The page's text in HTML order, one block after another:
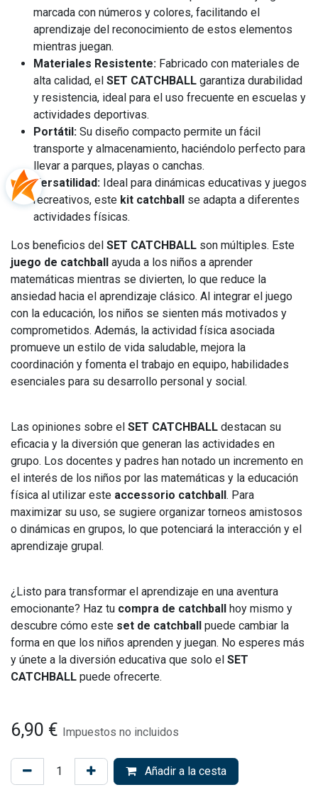
marcada con números y colores, facilitando el
aprendizaje del reconocimiento de estos elementos
mientras juegan.
Materiales Resistente: Fabricado con materiales de
alta calidad, el SET CATCHBALL garantiza durabilidad
y resistencia, ideal para el uso frecuente en escuelas y
actividades deportivas.
Portátil: Su diseño compacto permite un fácil
transporte y almacenamiento, haciéndolo perfecto para
llevar a parques, playas o canchas.
Versatilidad: Ideal para dinámicas educativas y juegos
recreativos, este kit catchball se adapta a diferentes
actividades físicas.
Los beneficios del SET CATCHBALL son múltiples. Este
juego de catchball ayuda a los niños a aprender
matemáticas mientras se divierten, lo que reduce la
ansiedad hacia el aprendizaje clásico. Al integrar el juego
con la educación, los niños se sienten más motivados y
comprometidos. Además, la actividad física asociada
promueve un estilo de vida saludable, mejora la
coordinación y fomenta el trabajo en equipo, habilidades
esenciales para su desarrollo personal y social.
Las opiniones sobre el SET CATCHBALL destacan su
eficacia y la diversión que generan las actividades en
grupo. Los docentes y padres han notado un incremento en
el interés de los niños por las matemáticas y la educación
física al utilizar este accessorio catchball. Para
maximizar su uso, se sugiere organizar torneos amistosos
o dinámicas en grupos, lo que potenciará la interacción y el
aprendizaje grupal.
¿Listo para transformar el aprendizaje en una aventura
emocionante? Haz tu compra de catchball hoy mismo y
descubre cómo este set de catchball puede cambiar la
forma en que los niños aprenden y juegan. No esperes más
y únete a la diversión educativa que solo el SET
CATCHBALL puede ofrecerte.
6,90 € Impuestos no incluidos
Añadir a la cesta